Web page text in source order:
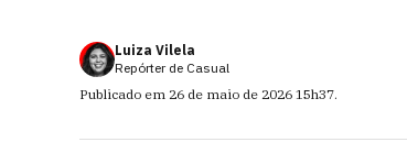
Luiza Vilela
Repórter de Casual
Publicado em 26 de maio de 2026 15h37.